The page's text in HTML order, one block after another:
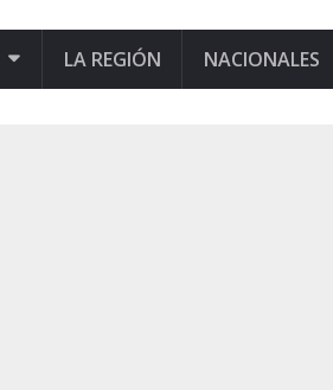
LA REGIÓN NACIONALES